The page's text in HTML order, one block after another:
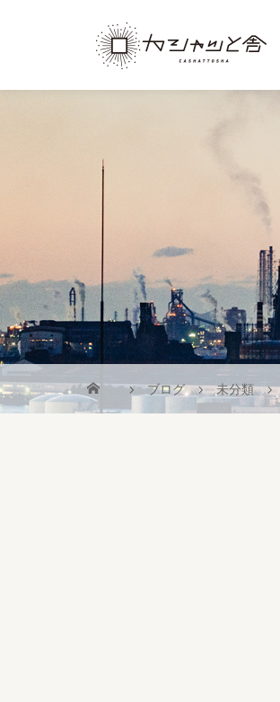
ブログ 未分類